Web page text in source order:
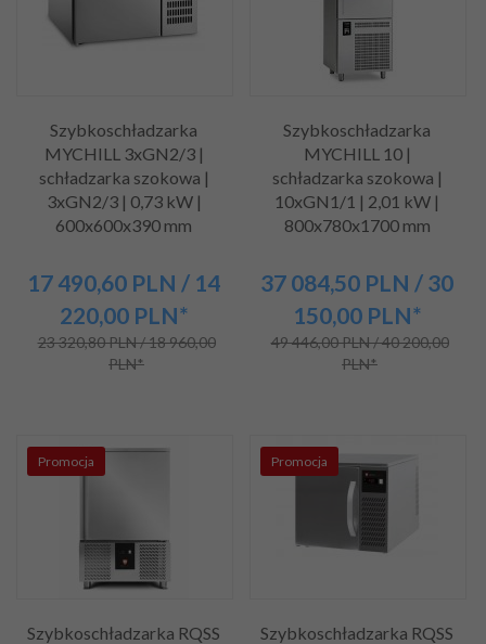
Szybkoschładzarka
MYCHILL 3xGN2/3 |
schładzarka szokowa |
3xGN2/3 | 0,73 kW |
600x600x390 mm
17 490,60 PLN / 14
220,00 PLN*
23 320,80 PLN / 18 960,00
PLN*
Szybkoschładzarka
MYCHILL 10 |
schładzarka szokowa |
10xGN1/1 | 2,01 kW |
800x780x1700 mm
37 084,50 PLN / 30
150,00 PLN*
49 446,00 PLN / 40 200,00
PLN*
Promocja
Szybkoschładzarka RQSS
Promocja
Szybkoschładzarka RQSS